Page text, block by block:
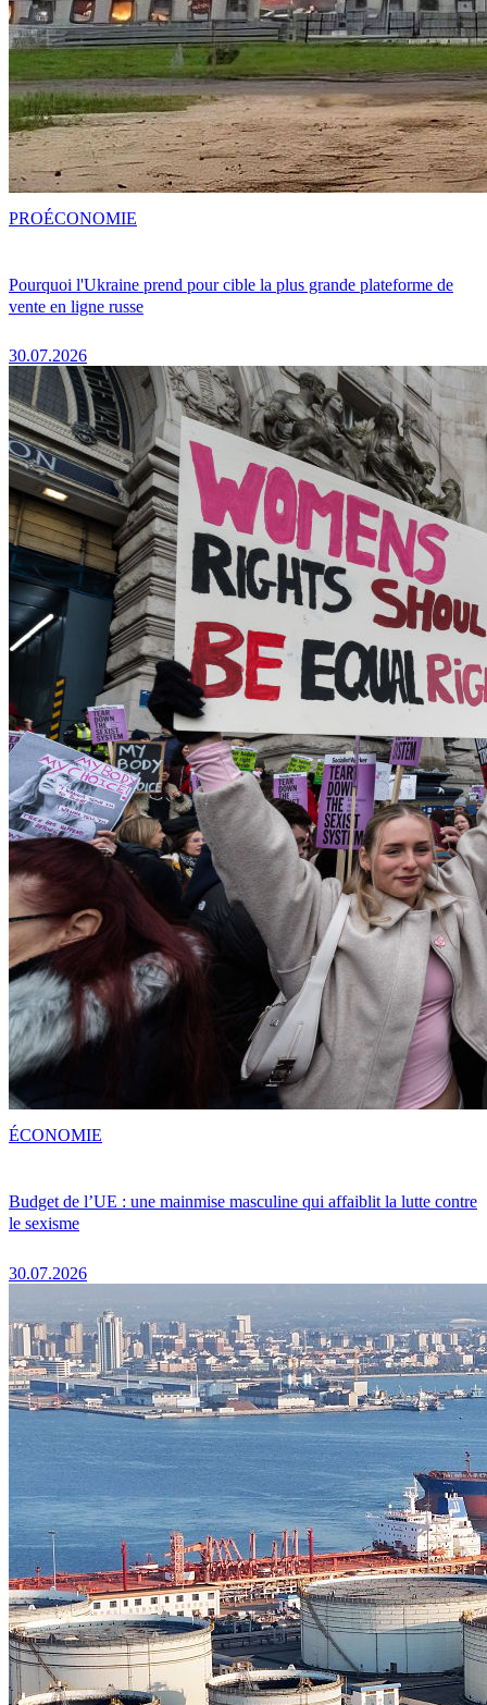
Pourquoi l'Ukraine prend pour cible la plus grande plateforme de
vente en ligne russe
30.07.2026
PROÉCONOMIE
Budget de l’UE : une mainmise masculine qui affaiblit la lutte contre
le sexisme
30.07.2026
ÉCONOMIE